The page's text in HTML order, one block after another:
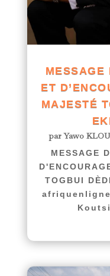
MESSAGE
ET
MAJESTÉ
parYawo
MESSAGE
TOGBUI